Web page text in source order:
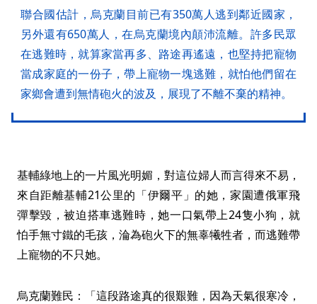
聯合國估計，烏克蘭目前已有350萬人逃到鄰近國家，
另外還有650萬人，在烏克蘭境內顛沛流離。許多民眾
在逃難時，就算家當再多、路途再遙遠，也堅持把寵物
當成家庭的一份子，帶上寵物一塊逃難，就怕他們留在
家鄉會遭到無情砲火的波及，展現了不離不棄的精神。
基輔綠地上的一片風光明媚，對這位婦人而言得來不易，
來自距離基輔21公里的「伊爾平」的她，家園遭俄軍飛
彈擊毀，被迫搭車逃難時，她一口氣帶上24隻小狗，就
怕手無寸鐵的毛孩，淪為砲火下的無辜犧牲者，而逃難帶
上寵物的不只她。
烏克蘭難民：「這段路途真的很艱難，因為天氣很寒冷，